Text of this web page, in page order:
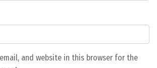
email, and website in this browser for the